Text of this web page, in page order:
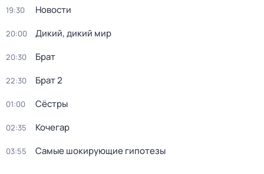
19:30 Новости
20:00 Дикий, дикий мир
20:30 Брат
22:30 Брат 2
01:00 Сёстры
02:35 Кочегар
03:55 Самые шoкиpующие гипотезы